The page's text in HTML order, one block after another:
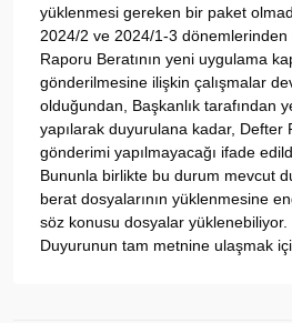
yüklenmesi gereken bir paket
2024/2 ve 2024/1-3
Raporu Beratının yeni uygulama
gönderilmesine ilişkin çalışmalar
olduğundan, Başkanlık tarafından
yapılarak duyurulana kadar, Defter
gönderimi yapılmayacağı ifade
Bununla birlikte bu durum mevcut
berat dosyalarının yüklenmesine
söz konusu dosyalar yüklenebiliyor.
Duyurunun tam metnine ulaşmak